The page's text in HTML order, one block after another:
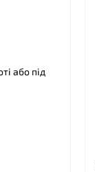
або під